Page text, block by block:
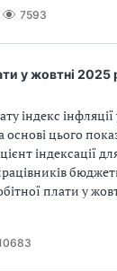
7593
у жовтні 2025
індекс інфляції
основі цього
індексації
плати у